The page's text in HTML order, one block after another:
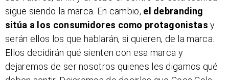
sigue siendo la marca. En cambio, el debranding
sitúa a los consumidores como protagonistas y
serán ellos los que hablarán, si quieren, de la marca.
Ellos decidirán qué sienten con esa marca y
dejaremos de ser nosotros quienes les digamos qué